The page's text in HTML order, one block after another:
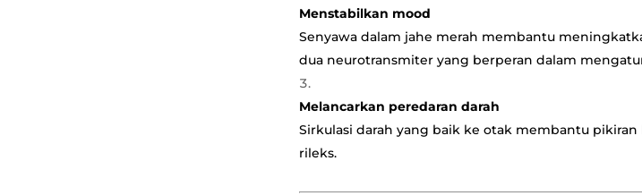
Menstabilkan mood
Senyawa dalam jahe merah membantu
dua neurotransmiter yang berperan dalam
Melancarkan peredaran darah
Sirkulasi darah yang baik ke otak membantu
rileks.